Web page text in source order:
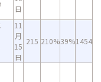
日
11
月
15
日
215 210%39%1454